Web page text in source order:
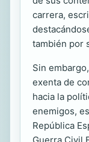
carrera,
también por
Sin
exenta de
hacia la
enemigos,
República